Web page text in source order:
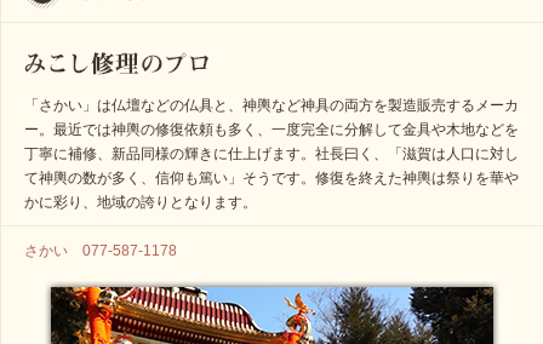
「さかい」は仏壇などの仏具と、神輿など神具の両方を製造販売するメーカ
ー。最近では神輿の修復依頼も多く、一度完全に分解して金具や木地などを
丁寧に補修、新品同様の輝きに仕上げます。社長曰く、「滋賀は人口に対し
て神輿の数が多く、信仰も篤い」そうです。修復を終えた神輿は祭りを華や
かに彩り、地域の誇りとなります。
さかい 077-587-1178